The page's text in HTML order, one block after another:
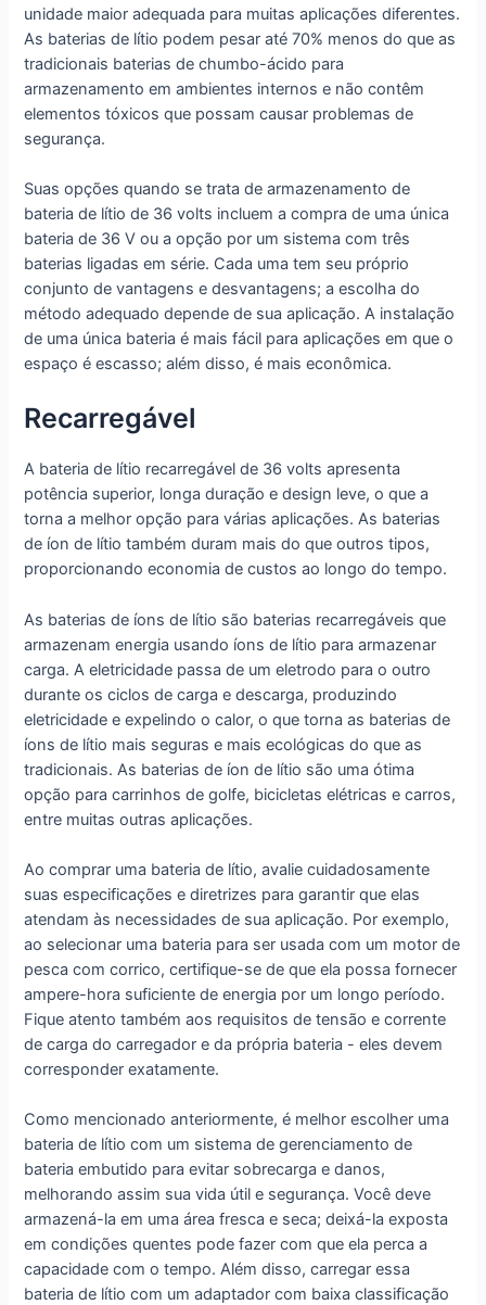
unidade maior adequada para muitas aplicações diferentes.
As baterias de lítio podem pesar até 70% menos do que as
tradicionais baterias de chumbo-ácido para
armazenamento em ambientes internos e não contêm
elementos tóxicos que possam causar problemas de
segurança.
Suas opções quando se trata de armazenamento de
bateria de lítio de 36 volts incluem a compra de uma única
bateria de 36 V ou a opção por um sistema com três
baterias ligadas em série. Cada uma tem seu próprio
conjunto de vantagens e desvantagens; a escolha do
método adequado depende de sua aplicação. A instalação
de uma única bateria é mais fácil para aplicações em que o
espaço é escasso; além disso, é mais econômica.
Recarregável
A bateria de lítio recarregável de 36 volts apresenta
potência superior, longa duração e design leve, o que a
torna a melhor opção para várias aplicações. As baterias
de íon de lítio também duram mais do que outros tipos,
proporcionando economia de custos ao longo do tempo.
As baterias de íons de lítio são baterias recarregáveis que
armazenam energia usando íons de lítio para armazenar
carga. A eletricidade passa de um eletrodo para o outro
durante os ciclos de carga e descarga, produzindo
eletricidade e expelindo o calor, o que torna as baterias de
íons de lítio mais seguras e mais ecológicas do que as
tradicionais. As baterias de íon de lítio são uma ótima
opção para carrinhos de golfe, bicicletas elétricas e carros,
entre muitas outras aplicações.
Ao comprar uma bateria de lítio, avalie cuidadosamente
suas especificações e diretrizes para garantir que elas
atendam às necessidades de sua aplicação. Por exemplo,
ao selecionar uma bateria para ser usada com um motor de
pesca com corrico, certifique-se de que ela possa fornecer
ampere-hora suficiente de energia por um longo período.
Fique atento também aos requisitos de tensão e corrente
de carga do carregador e da própria bateria - eles devem
corresponder exatamente.
Como mencionado anteriormente, é melhor escolher uma
bateria de lítio com um sistema de gerenciamento de
bateria embutido para evitar sobrecarga e danos,
melhorando assim sua vida útil e segurança. Você deve
armazená-la em uma área fresca e seca; deixá-la exposta
em condições quentes pode fazer com que ela perca a
capacidade com o tempo. Além disso, carregar essa
bateria de lítio com um adaptador com baixa classificação